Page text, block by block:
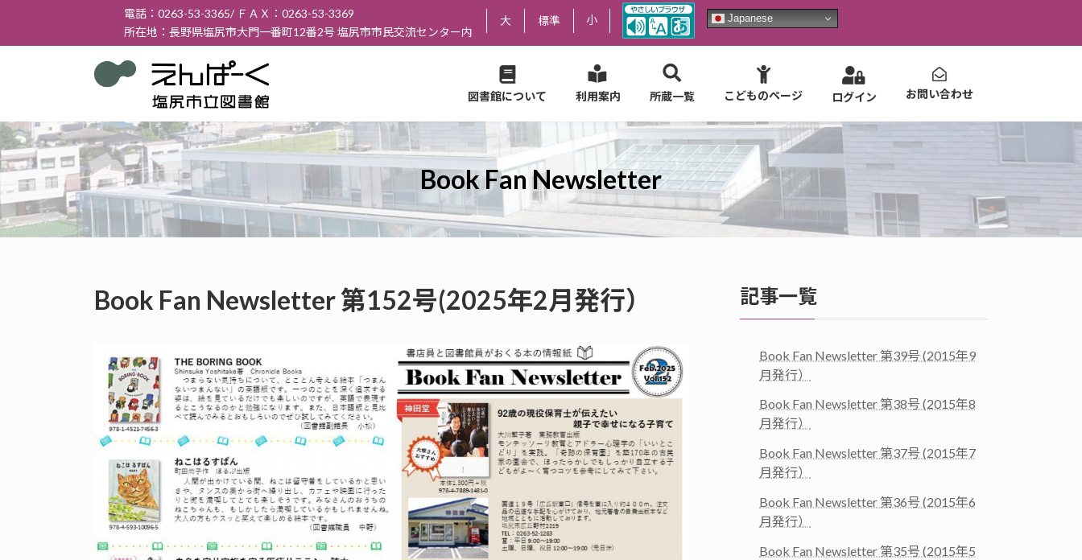
テ
ス
キ
ッ
ゲ
ン
に
移
電話：0263-53-3365/ ＦＡＸ：0263-53-3369
所在地：長野県塩尻市大門一番町12番2号 塩尻市市民交流センター内
大 標準 小 Japanese
図書館について 利用案内 所蔵一覧 こどものページ ログイン お問い合わせ
Book Fan Newsletter
Book Fan Newsletter 第152号(2025年2月発行） 記事一覧
Book Fan Newsletter 第39号 (2015年9
月発行）
Book Fan Newsletter 第38号 (2015年8
月発行）
Book Fan Newsletter 第37号 (2015年7
月発行）
Book Fan Newsletter 第36号 (2015年6
月発行）
Book Fan Newsletter 第35号 (2015年5